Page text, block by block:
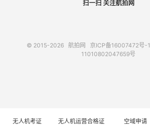
扫一扫 关注航拍网
© 2015-2026 航拍网 京ICP备16007472号-1
11010802047659号
无人机考证 无人机运营合格证 空域申请